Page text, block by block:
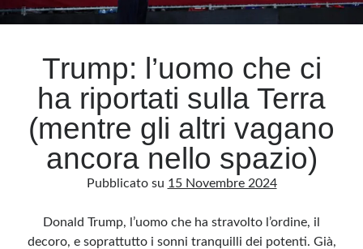
Archivio
Categorie
Categorie
senza alcuna periodicità. Non può pertanto considerarsi un prodotto editoriale ai
Trump: l’uomo che ci
ha riportati sulla Terra
(mentre gli altri vagano
ancora nello spazio)
Pubblicato su 15 Novembre 2024
Donald Trump, l’uomo che ha stravolto l’ordine, il
decoro, e soprattutto i sonni tranquilli dei potenti. Già,